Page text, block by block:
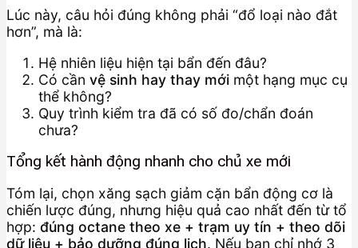
Lúc này, câu hỏi đúng không phải “đổ loại nào đắt
hơn”, mà là:
Hệ nhiên liệu hiện tại bẩn đến đâu?
Có cần vệ sinh hay thay mới một hạng mục cụ
thể không?
Quy trình kiểm tra đã có số đo/chẩn đoán
chưa?
Tổng kết hành động nhanh cho chủ xe mới
Tóm lại, chọn xăng sạch giảm cặn bẩn động cơ là
chiến lược đúng, nhưng hiệu quả cao nhất đến từ tổ
hợp: đúng octane theo xe + trạm uy tín + theo dõi
dữ liệu + bảo dưỡng đúng lịch. Nếu bạn chỉ nhớ 3